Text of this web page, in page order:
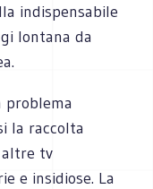
indispensabile
lontana da
problema
la raccolta
altre tv
e insidiose. La